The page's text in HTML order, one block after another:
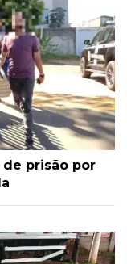
prisão por